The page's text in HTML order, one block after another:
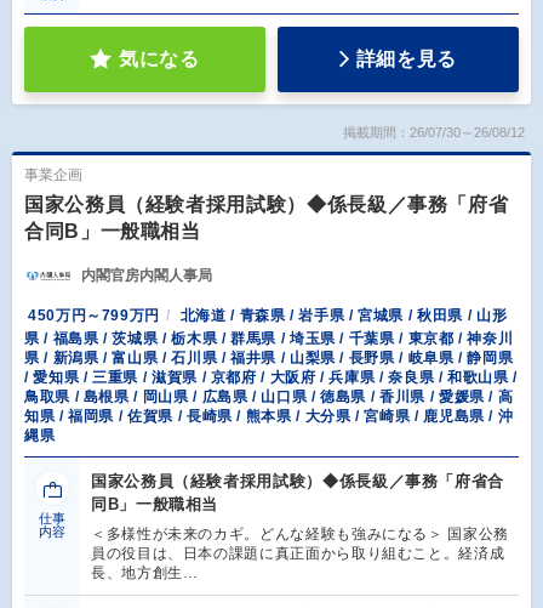
気になる 詳細を見る
掲載期間：26/07/30～26/08/12
事業企画
国家公務員（経験者採用試験）◆係長級／事務「府省
合同B」一般職相当
内閣官房内閣人事局
450万円～799万円
北海道 / 青森県 / 岩手県 / 宮城県 / 秋田県 / 山形
県 / 福島県 / 茨城県 / 栃木県 / 群馬県 / 埼玉県 / 千葉県 / 東京都 / 神奈川
県 / 新潟県 / 富山県 / 石川県 / 福井県 / 山梨県 / 長野県 / 岐阜県 / 静岡県
/ 愛知県 / 三重県 / 滋賀県 / 京都府 / 大阪府 / 兵庫県 / 奈良県 / 和歌山県 /
鳥取県 / 島根県 / 岡山県 / 広島県 / 山口県 / 徳島県 / 香川県 / 愛媛県 / 高
知県 / 福岡県 / 佐賀県 / 長崎県 / 熊本県 / 大分県 / 宮崎県 / 鹿児島県 / 沖
縄県
仕事
内容
国家公務員（経験者採用試験）◆係長級／事務「府省合
同B」一般職相当
＜多様性が未来のカギ。どんな経験も強みになる＞ 国家公務
員の役目は、日本の課題に真正面から取り組むこと。経済成
長、地方創生…